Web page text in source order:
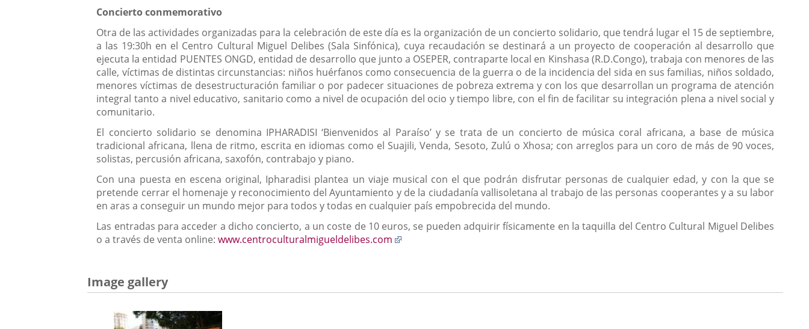
Concierto conmemorativo
Otra de las actividades organizadas para la celebración de este día es la organización de un concierto solidario, que tendrá lugar el 15 de septiembre,
a las 19:30h en el Centro Cultural Miguel Delibes (Sala Sinfónica), cuya recaudación se destinará a un proyecto de cooperación al desarrollo que
ejecuta la entidad PUENTES ONGD, entidad de desarrollo que junto a OSEPER, contraparte local en Kinshasa (R.D.Congo), trabaja con menores de las
calle, víctimas de distintas circunstancias: niños huérfanos como consecuencia de la guerra o de la incidencia del sida en sus familias, niños soldado,
menores víctimas de desestructuración familiar o por padecer situaciones de pobreza extrema y con los que desarrollan un programa de atención
integral tanto a nivel educativo, sanitario como a nivel de ocupación del ocio y tiempo libre, con el fin de facilitar su integración plena a nivel social y
comunitario.
El concierto solidario se denomina IPHARADISI ‘Bienvenidos al Paraíso’ y se trata de un concierto de música coral africana, a base de música
tradicional africana, llena de ritmo, escrita en idiomas como el Suajili, Venda, Sesoto, Zulú o Xhosa; con arreglos para un coro de más de 90 voces,
solistas, percusión africana, saxofón, contrabajo y piano.
Con una puesta en escena original, Ipharadisi plantea un viaje musical con el que podrán disfrutar personas de cualquier edad, y con la que se
pretende cerrar el homenaje y reconocimiento del Ayuntamiento y de la ciudadanía vallisoletana al trabajo de las personas cooperantes y a su labor
en aras a conseguir un mundo mejor para todos y todas en cualquier país empobrecida del mundo.
Las entradas para acceder a dicho concierto, a un coste de 10 euros, se pueden adquirir físicamente en la taquilla del Centro Cultural Miguel Delibes
o a través de venta online:www.centroculturalmigueldelibes.com
externa.
Image gallery